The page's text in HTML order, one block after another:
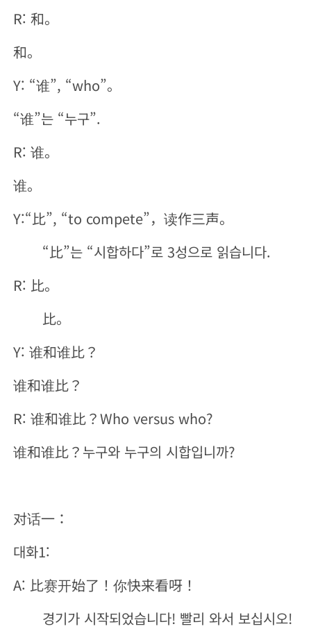
R: 和。
和。
Y: “谁”, “who”。
“谁”는 “누구”.
R: 谁。
谁。
Y:“比”, “to compete”，读作三声。
“比”는 “시합하다”로 3성으로 읽습니다.
R: 比。
比。
Y: 谁和谁比？
谁和谁比？
R: 谁和谁比？Who versus who?
谁和谁比？누구와 누구의 시합입니까?
对话一：
대화1:
A: 比赛开始了！你快来看呀！
경기가 시작되었습니다! 빨리 와서 보십시오!